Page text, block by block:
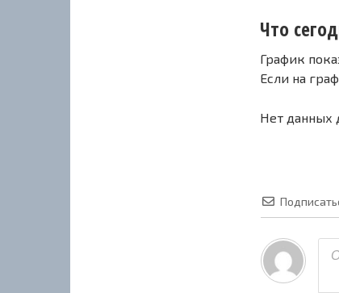
Что
График
Если на
Нет данных